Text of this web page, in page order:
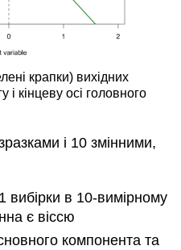
крапки) вихідних
і кінцеву осі головного
і 10 змінними,
в 10-вимірному
є віссю
компонента та